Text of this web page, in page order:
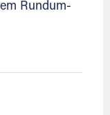
Rundum-